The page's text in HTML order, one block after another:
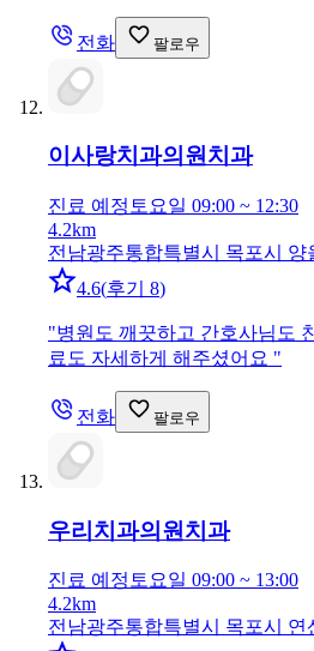
전화 팔로우
이사랑치과의원치과
진료 예정 토요일 09:00 ~ 12:30
4.2km
전남광주통합특별시 목포시 양
4.6(후기 8)
"병원도 깨끗하고 간호사님도
료도 자세하게 해주셨어요 "
전화 팔로우
우리치과의원 치과
진료 예정 토요일 09:00 ~ 13:00
4.2km
전남광주통합특별시 목포시 연